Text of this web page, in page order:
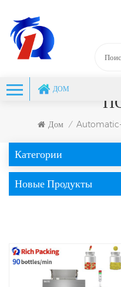
ДОМ
Дом /
Категории
Новые Продукты